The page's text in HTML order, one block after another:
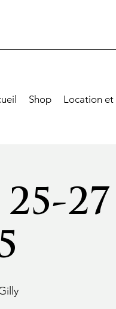
Shop Location